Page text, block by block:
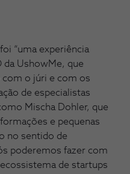
“uma experiência
da UshowMe, que
o júri e com os
de especialistas
Mischa Dohler, que
e pequenas
no sentido de
poderemos fazer com
de startups